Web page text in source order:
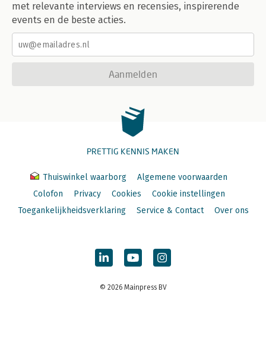
met relevante interviews en recensies, inspirerende
events en de beste acties.
Aanmelden
PRETTIG KENNIS MAKEN
Thuiswinkel waarborg
Algemene voorwaarden
Colofon
Privacy Cookies
Cookie instellingen
Toegankelijkheidsverklaring
Service & Contact Over ons
© 2026 Mainpress BV